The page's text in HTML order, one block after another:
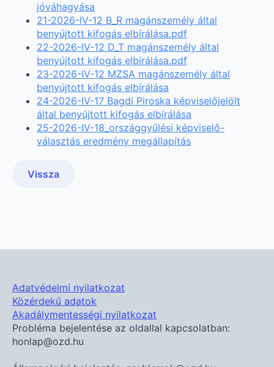
jóváhagyása
21-2026-IV-12 B_R magánszemély által
benyújtott kifogás elbírálása.pdf
22-2026-IV-12 D_T magánszemély által
benyújtott kifogás elbírálása.pdf
23-2026-IV-12 MZSA magánszemély által
benyújtott kifogás elbírálása
24-2026-IV-17 Bagdi Piroska képviselőjelölt
által benyújtott kifogás elbírálása
25-2026-IV-18_országgyűlési képviselő-
választás eredmény megállapítás
Vissza
Adatvédelmi nyilatkozat
Közérdekű adatok
Akadálymentességi nyilatkozat
Probléma bejelentése az oldallal kapcsolatban:
honlap@ozd.hu